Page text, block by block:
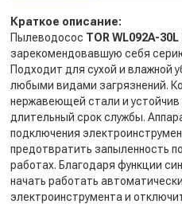
Краткое описание:
Пылеводосос TOR WL092A-30L
зарекомендовавшую себя
Подходит для сухой и влажной
любыми видами загрязнений.
нержавеющей стали и устойчив
длительный срок службы.
подключения
предотвратить запыленность
работах. Благодаря функции
начать работать
электроинструмента и